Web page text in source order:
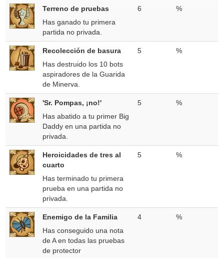
Terreno de pruebas
Has ganado tu primera
partida no privada.
6 %
Recolección de basura
Has destruido los 10 bots
aspiradores de la Guarida
de Minerva.
5 %
'Sr. Pompas, ¡no!'
Has abatido a tu primer Big
Daddy en una partida no
privada.
5 %
Heroicidades de tres al
cuarto
Has terminado tu primera
prueba en una partida no
privada.
5 %
Enemigo de la Familia
Has conseguido una nota
de A en todas las pruebas
de protector
4 %